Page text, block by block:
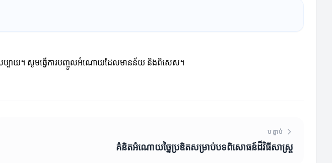
សសប្បាយ។ សូមធ្វើការបញ្ចូលអំណោយដែលមានន័យ និងពិសេស។
បន្ទាប់
គំនិតអំណោយច្នៃប្រឌិតសម្រាប់បទពិសោធន៍ដ៏វិធីសាស្ត្រ